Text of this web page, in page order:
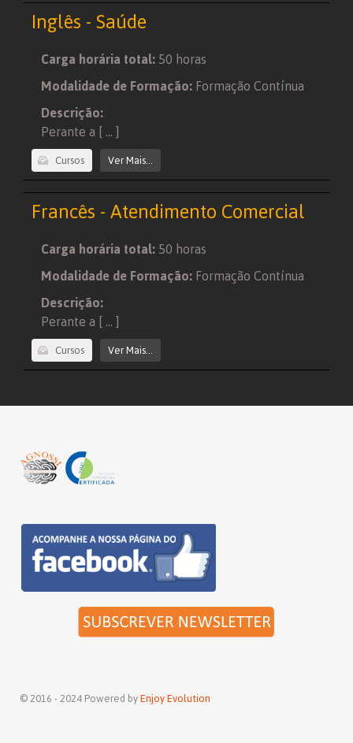
Inglês - Saúde
Carga horária total: 50 horas
Modalidade de Formação: Formação Contínua
Descrição:
Perante a [ ... ]
Cursos Ver Mais...
Francês - Atendimento Comercial
Carga horária total: 50 horas
Modalidade de Formação: Formação Contínua
Descrição:
Perante a [ ... ]
Cursos Ver Mais...
© 2016 - 2024 Powered byEnjoy Evolution